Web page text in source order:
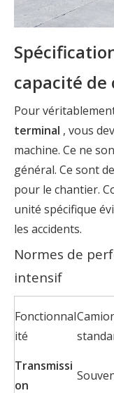
capacité de
Pour
terminal , vous
machine. Ce ne
général. Ce sont
pour le chantier.
unité spécifique
les accidents.
Normes de
intensif
Fonctionnal
ité
Transmissi
on